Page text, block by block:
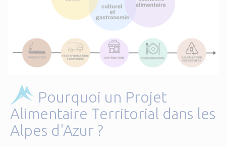
Pourquoi un Projet
Alimentaire Territorial dans les
Alpes d'Azur ?